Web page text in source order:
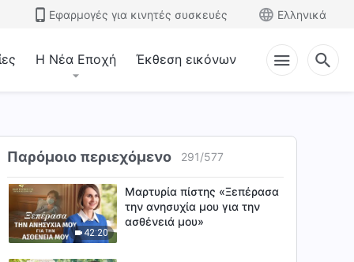
Εφαρμογές για κινητές συσκευές Ελληνικά
Η Νέα Εποχή Έκθεση εικόνων
Παρόμοιο περιεχόμενο 291/577
αισθήματα κατωτερότητας;»
53:24
42:20
Μαρτυρία πίστης «Ξεπέρασα
την ανησυχία μου για την
ασθένειά μου»